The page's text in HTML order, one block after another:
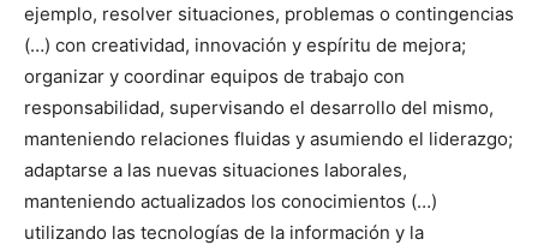
ejemplo, resolver situaciones, problemas o contingencias
(…) con creatividad, innovación y espíritu de mejora;
organizar y coordinar equipos de trabajo con
responsabilidad, supervisando el desarrollo del mismo,
manteniendo relaciones fluidas y asumiendo el liderazgo;
adaptarse a las nuevas situaciones laborales,
manteniendo actualizados los conocimientos (…)
utilizando las tecnologías de la información y la